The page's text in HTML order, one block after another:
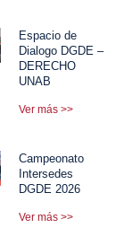
Espacio de
Dialogo DGDE –
DERECHO
UNAB
Ver más >>
Campeonato
Intersedes
DGDE 2026
Ver más >>